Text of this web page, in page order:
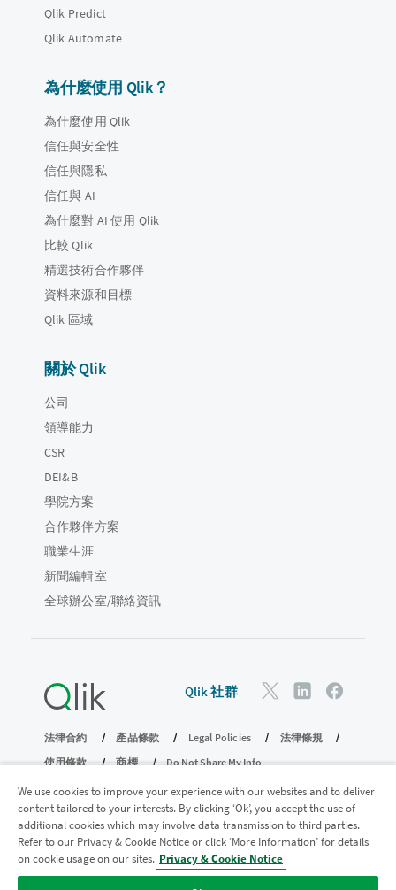
Qlik Predict
Qlik Automate
為什麼使用 Qlik？
為什麼使用 Qlik
信任與安全性
信任與隱私
信任與 AI
為什麼對 AI 使用 Qlik
比較 Qlik
精選技術合作夥伴
資料來源和目標
Qlik 區域
關於 Qlik
公司
領導能力
CSR
DEI&B
學院方案
合作夥伴方案
職業生涯
新聞編輯室
全球辦公室/聯絡資訊
Qlik 社群
法律合約 產品條款 Legal Policies
法律條規
使用條款
商標
Do Not Share My Info
© 1993-2026 QlikTech International AB。保留所有權利。
加入分析現代化計畫
透過分析現代化程式進行現代化而不犧牲寶貴的 QlikView 應用
We use cookies to improve your experience with our websites and to deliver
content tailored to your interests. By clicking ‘Ok’, you accept the use of
additional cookies which may involve data transmission to third parties.
Refer to our Privacy & Cookie Notice or click ‘More Information’ for details
on cookie usage on our sites. Privacy & Cookie Notice